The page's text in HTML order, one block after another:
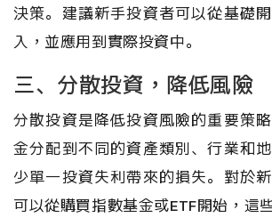
決策。建議新手投資者可以從基礎
入，並應用到實際投資中。
三、分散投資，降低風險
分散投資是降低投資風險的重要策
金分配到不同的資產類別、行業和
少單一投資失利帶來的損失。對於
可以從購買指數基金或ETF開始，這